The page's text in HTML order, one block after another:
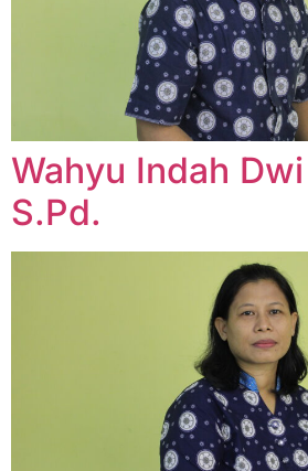
Wahyu Indah
S.Pd.